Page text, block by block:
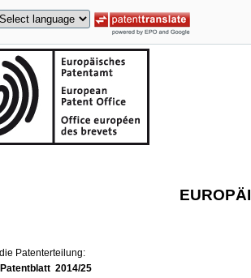
Patenterteilung:
Patentblatt 2014/25